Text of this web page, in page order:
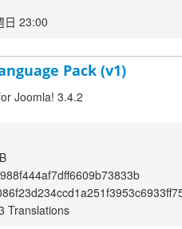
日 23:00
Pack (v1)
Joomla! 3.4.2
Translations